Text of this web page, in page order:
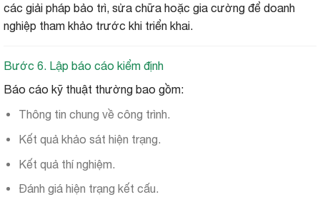
các giải pháp bảo trì, sửa chữa hoặc gia cường để doanh
nghiệp tham khảo trước khi triển khai.
Bước 6. Lập báo cáo kiểm định
Báo cáo kỹ thuật thường bao gồm:
Thông tin chung về công trình.
Kết quả khảo sát hiện trạng.
Kết quả thí nghiệm.
Đánh giá hiện trạng kết cấu.